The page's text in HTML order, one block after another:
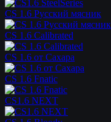
CS 1.6 Русский мясник
CS 1.6 Calibrated
CS 1.6 от Сахара
CS 1.6 Fnatic
CS1.6 NEXT